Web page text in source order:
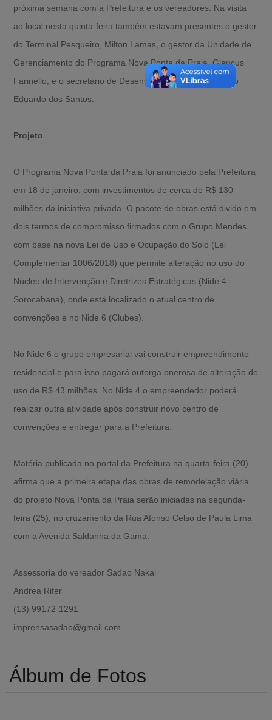
próxima semana com a Prefeitura e os vereadores. Na visita
ao local nesta quinta-feira também estavam presentes o gestor
do Terminal Pesqueiro, Milton Lamas, o gestor da Unidade de
Gerenciamento do Programa Nova Ponta da Praia, Glaucus
Farinello, e o secretário de Desenvolvimento Urbano, Júlio
Eduardo dos Santos.
Projeto
O Programa Nova Ponta da Praia foi anunciado pela Prefeitura
em 18 de janeiro, com investimentos de cerca de R$ 130
milhões da iniciativa privada. O pacote de obras está divido em
dois termos de compromisso firmados com o Grupo Mendes
com base na nova Lei de Uso e Ocupação do Solo (Lei
Complementar 1006/2018) que permite alteração no uso do
Núcleo de Intervenção e Diretrizes Estratégicas (Nide 4 –
Sorocabana), onde está localizado o atual centro de
convenções e no Nide 6 (Clubes).
No Nide 6 o grupo empresarial vai construir empreendimento
residencial e para isso pagará outorga onerosa de alteração de
uso de R$ 43 milhões. No Nide 4 o empreendedor poderá
realizar outra atividade após construir novo centro de
convenções e entregar para a Prefeitura.
Matéria publicada no portal da Prefeitura na quarta-feira (20)
afirma que a primeira etapa das obras de remodelação viária
do projeto Nova Ponta da Praia serão iniciadas na segunda-
feira (25), no cruzamento da Rua Afonso Celso de Paula Lima
com a Avenida Saldanha da Gama.
Assessoria do vereador Sadao Nakai
Andrea Rifer
(13) 99172-1291
imprensasadao@gmail.com
Álbum de Fotos